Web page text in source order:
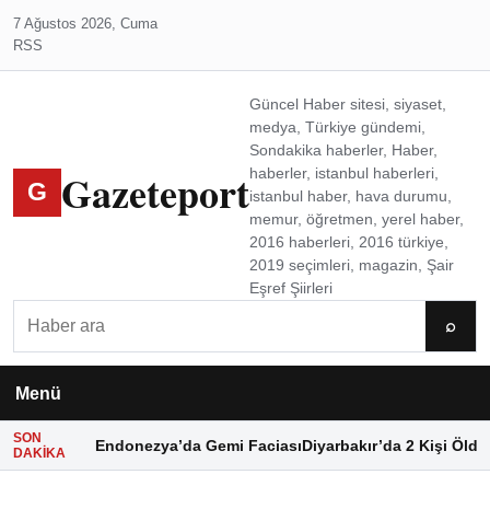
7 Ağustos 2026, Cuma
RSS
G Gazeteport
Güncel Haber sitesi, siyaset,
medya, Türkiye gündemi,
Sondakika haberler, Haber,
haberler, istanbul haberleri,
istanbul haber, hava durumu,
memur, öğretmen, yerel haber,
2016 haberleri, 2016 türkiye,
2019 seçimleri, magazin, Şair
Eşref Şiirleri
⌕
Menü
SON
DAKIKA
Endonezya’da Gemi FaciasıDiyarbakır’da 2 Kişi Öldü